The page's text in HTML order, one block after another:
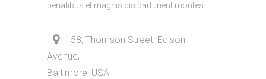
penatibus et magnis dis parturient montes
58, Thomson Street, Edison
Avenue,
Baltimore, USA